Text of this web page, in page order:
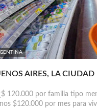
AIRES, LA CIUDAD
por familia tipo
$120.000 por mes para